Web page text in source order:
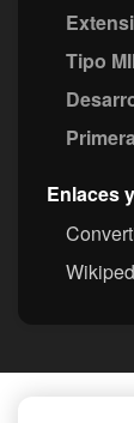
Tipo
Enlaces